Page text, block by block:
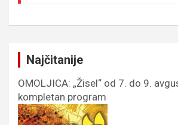
Najčitanije
OMOLJICA: „Žisel“ od 7. do 9.
kompletan program